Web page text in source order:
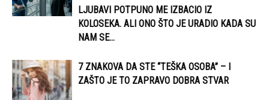
LJUBAVI POTPUNO ME IZBACIO IZ
KOLOSEKA. ALI ONO ŠTO JE URADIO KADA SU
NAM SE...
7 ZNAKOVA DA STE “TEŠKA OSOBA” – I
ZAŠTO JE TO ZAPRAVO DOBRA STVAR